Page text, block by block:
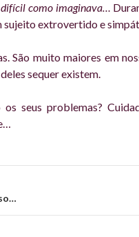
como imaginava…
sujeito extrovertido e
São muito maiores em
sequer existem.
seus problemas?